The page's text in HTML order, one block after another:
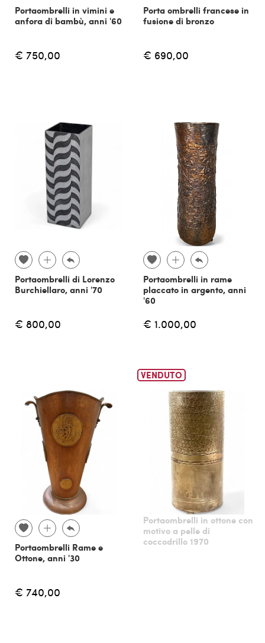
Portaombrelli in vimini e
anfora di bambù, anni '60
€ 750,00
Porta ombrelli francese in
fusione di bronzo
€ 690,00
Portaombrelli di Lorenzo
Burchiellaro, anni '70
€ 800,00
Portaombrelli in rame
placcato in argento, anni
'60
€ 1.000,00
Portaombrelli Rame e
Ottone, anni '30
€ 740,00
VENDUTO
Portaombrelli in ottone con
motivo a pelle di
coccodrillo 1970